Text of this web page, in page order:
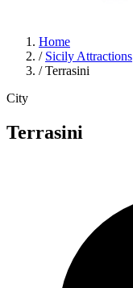
Home
/ Sicily Attractions
/ Terrasini
City
Terrasini